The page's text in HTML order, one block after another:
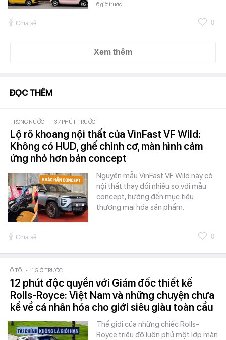
6 giờ trước
Chia sẻ 0
Xem thêm
ĐỌC THÊM
TRONG NƯỚC - 37 PHÚT TRƯỚC
Lộ rõ khoang nội thất của VinFast VF Wild:
Không có HUD, ghế chỉnh cơ, màn hình cảm
ứng nhỏ hơn bản concept
Nguyên mẫu VinFast VF Wild này có
nội thất thay đổi nhiều so với mẫu
concept, hướng đến mục tiêu
thương mại hóa sản phẩm.
Chia sẻ 0
Ô TÔ - 1 GIỜ TRƯỚC
12 phút độc quyền với Giám đốc thiết kế
Rolls-Royce: Việt Nam và những chuyện chưa
kể về cá nhân hóa cho giới siêu giàu toàn cầu
Thế giới của những chiếc Rolls-
Royce triệu đô luôn phủ một lớp màn